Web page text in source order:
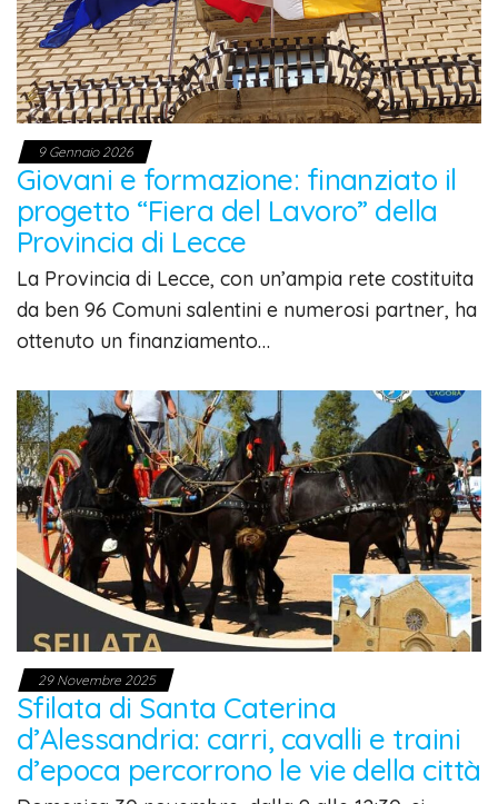
9 Gennaio 2026
Giovani e formazione: finanziato il
progetto “Fiera del Lavoro” della
Provincia di Lecce
La Provincia di Lecce, con un’ampia rete costituita
da ben 96 Comuni salentini e numerosi partner, ha
ottenuto un finanziamento…
29 Novembre 2025
Sfilata di Santa Caterina
d’Alessandria: carri, cavalli e traini
d’epoca percorrono le vie della città